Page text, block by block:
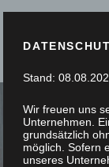
Stand:
Wir freuen uns
Unternehmen.
grundsätzlich
möglich. Sofern
unseres